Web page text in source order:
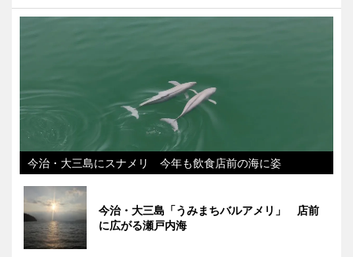
今治・大三島にスナメリ 今年も飲食店前の海に姿
今治・大三島「うみまちバルアメリ」 店前
に広がる瀬戸内海